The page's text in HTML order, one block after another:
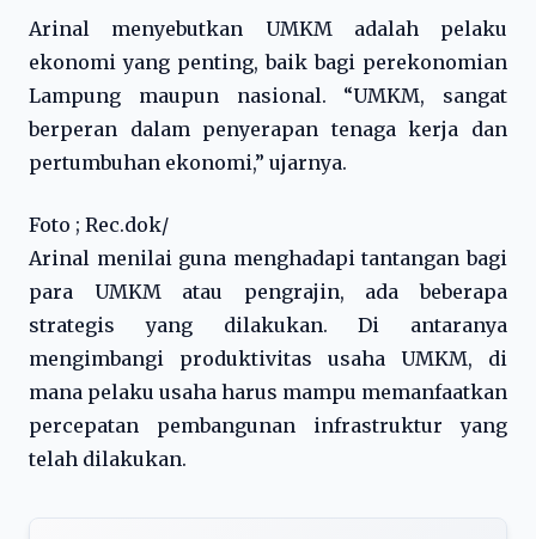
Arinal menyebutkan UMKM adalah pelaku
ekonomi yang penting, baik bagi perekonomian
Lampung maupun nasional. “UMKM, sangat
berperan dalam penyerapan tenaga kerja dan
pertumbuhan ekonomi,” ujarnya.
Foto ; Rec.dok/
Arinal menilai guna menghadapi tantangan bagi
para UMKM atau pengrajin, ada beberapa
strategis yang dilakukan. Di antaranya
mengimbangi produktivitas usaha UMKM, di
mana pelaku usaha harus mampu memanfaatkan
percepatan pembangunan infrastruktur yang
telah dilakukan.